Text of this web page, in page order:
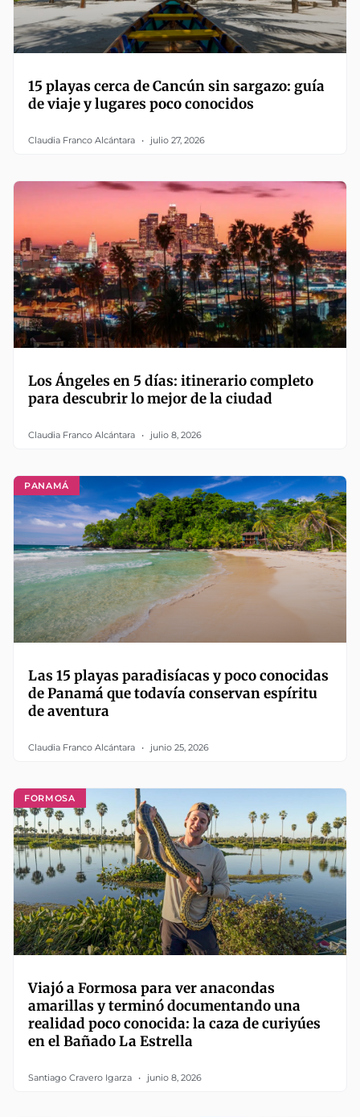
15 playas cerca de Cancún sin sargazo: guía
de viaje y lugares poco conocidos
Claudia Franco Alcántara julio 27, 2026
Los Ángeles en 5 días: itinerario completo
para descubrir lo mejor de la ciudad
Claudia Franco Alcántara julio 8, 2026
PANAMÁ
Las 15 playas paradisíacas y poco conocidas
de Panamá que todavía conservan espíritu
de aventura
Claudia Franco Alcántara junio 25, 2026
FORMOSA
Viajó a Formosa para ver anacondas
amarillas y terminó documentando una
realidad poco conocida: la caza de curiyúes
en el Bañado La Estrella
Santiago Cravero Igarza junio 8, 2026